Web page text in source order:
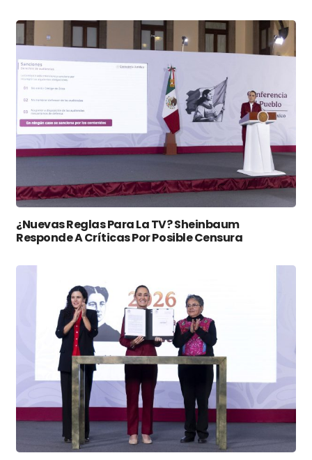
¿Nuevas Reglas Para La TV? Sheinbaum
Responde A Críticas Por Posible Censura